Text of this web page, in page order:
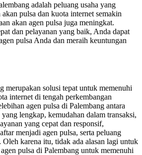
adalah peluang usaha yang
pulsa dan kuota internet semakin
akan agen pulsa juga meningkat.
dan pelayanan yang baik, Anda dapat
pulsa Anda dan meraih keuntungan
merupakan solusi tepat untuk memenuhi
internet di tengah perkembangan
agen pulsa di Palembang antara
lengkap, kemudahan dalam transaksi,
yang cepat dan responsif,
menjadi agen pulsa, serta peluang
Oleh karena itu, tidak ada alasan lagi untuk
pulsa di Palembang untuk memenuhi